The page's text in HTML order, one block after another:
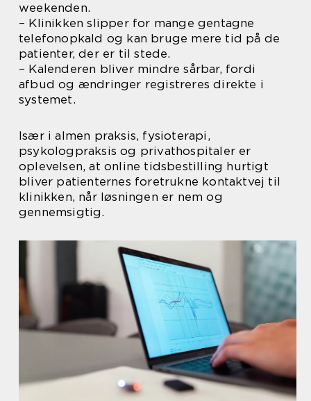
weekenden.
– Klinikken slipper for mange gentagne
telefonopkald og kan bruge mere tid på de
patienter, der er til stede.
– Kalenderen bliver mindre sårbar, fordi
afbud og ændringer registreres direkte i
systemet.
Især i almen praksis, fysioterapi,
psykologpraksis og privathospitaler er
oplevelsen, at online tidsbestilling hurtigt
bliver patienternes foretrukne kontaktvej til
klinikken, når løsningen er nem og
gennemsigtig.